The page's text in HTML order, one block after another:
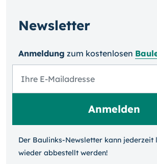
Newsletter
Anmeldung zum kosten­losen
Der Baulinks-Newsletter kann jeder­zeit
wieder ab­bestellt werden!